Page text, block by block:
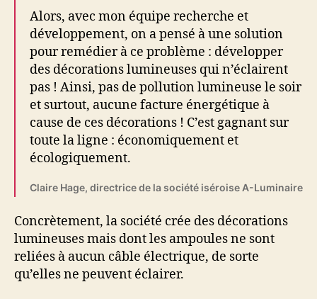
Alors, avec mon équipe recherche et
développement, on a pensé à une solution
pour remédier à ce problème : développer
des décorations lumineuses qui n’éclairent
pas ! Ainsi, pas de pollution lumineuse le soir
et surtout, aucune facture énergétique à
cause de ces décorations ! C’est gagnant sur
toute la ligne : économiquement et
écologiquement.
Claire Hage, directrice de la société iséroise A-Luminaire
Concrètement, la société crée des décorations
lumineuses mais dont les ampoules ne sont
reliées à aucun câble électrique, de sorte
qu’elles ne peuvent éclairer.